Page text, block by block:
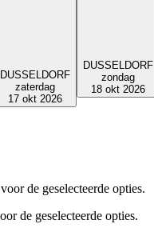
DUSSELDORF
zaterdag
17 okt 2026
DUSSELDORF
zondag
18 okt 2026
de geselecteerde opties.
de geselecteerde opties.